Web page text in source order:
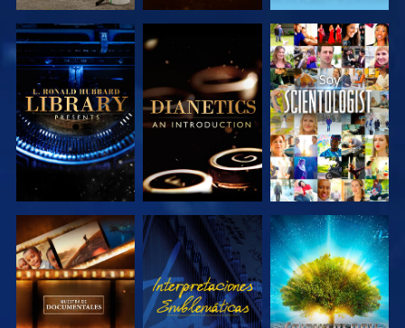
EXPLORA LAS
SERIES
EXPLORA LAS
SERIES
VE
EXPLORA LAS
SERIES
VE
EXPLORA LAS
SERIES